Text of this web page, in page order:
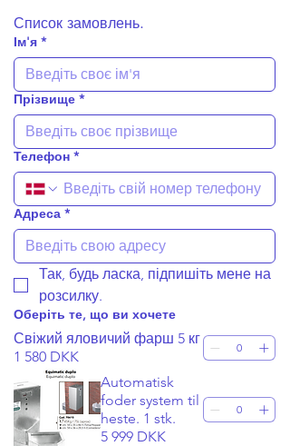
Список замовлень.
Ім'я *
Прізвище *
Телефон *
Адреса *
Так, будь ласка, підпишіть мене на
розсилку.
Оберіть те, що ви хочете
Свіжий яловичий фарш 5 кг
1 580 DKK
Automatisk
foder system til
heste. 1 stk.
5 999 DKK